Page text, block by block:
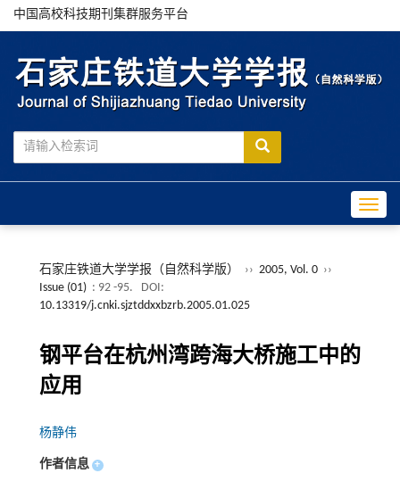
中国高校科技期刊集群服务平台
石家庄铁道大学学报（自然科学版） ›› 2005, Vol. 0 ››
Issue (01) : 92 -95.
DOI:
10.13319/j.cnki.sjztddxxbzrb.2005.01.025
钢平台在杭州湾跨海大桥施工中的
应用
杨静伟
作者信息 +